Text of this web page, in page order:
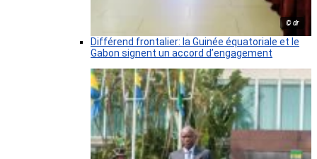
© dr
Différend frontalier: la Guinée équatoriale et le
Gabon signent un accord d’engagement